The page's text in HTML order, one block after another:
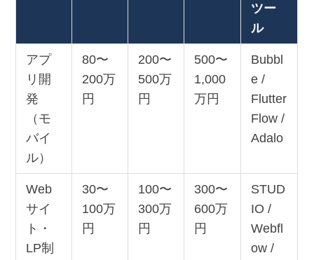
ツー
ル
アプ
リ開
発
（モ
バイ
ル）
80〜
200万
円
200〜
500万
円
500〜
1,000
万円
Bubbl
e /
Flutter
Flow /
Adalo
Web
サイ
ト・
LP制
30〜
100万
円
100〜
300万
円
300〜
600万
円
STUD
IO /
Webfl
ow /